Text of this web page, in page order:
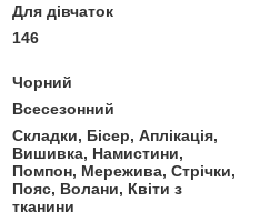
Для дівчаток
146
Чорний
Всесезонний
Складки, Бісер, Аплікація,
Вишивка, Намистини,
Помпон, Мережива, Стрічки,
Пояс, Волани, Квіти з
тканини